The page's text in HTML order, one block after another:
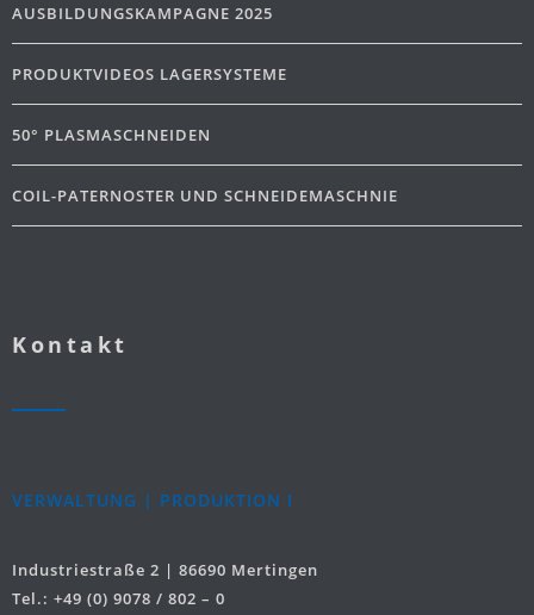
AUSBILDUNGSKAMPAGNE 2025
PRODUKTVIDEOS LAGERSYSTEME
50° PLASMASCHNEIDEN
COIL-PATERNOSTER UND SCHNEIDEMASCHNIE
Kontakt
VERWALTUNG | PRODUKTION I
Industriestraße 2 | 86690 Mertingen
Tel.: +49 (0) 9078 / 802 – 0